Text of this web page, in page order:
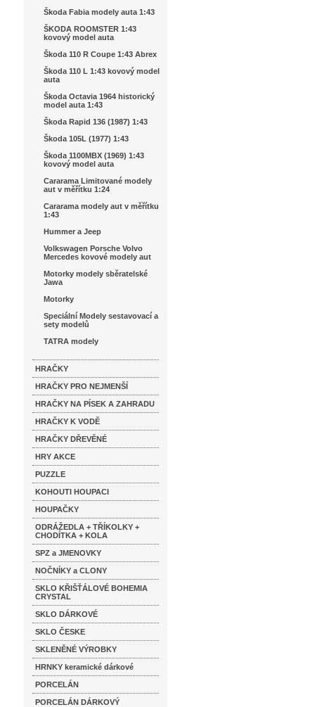
Škoda Fabia modely auta 1:43
ŠKODA ROOMSTER 1:43
kovový model auta
Škoda 110 R Coupe 1:43 Abrex
Škoda 110 L 1:43 kovový model
auta
Škoda Octavia 1964 historický
model auta 1:43
Škoda Rapid 136 (1987) 1:43
Škoda 105L (1977) 1:43
Škoda 1100MBX (1969) 1:43
kovový model auta
Cararama Limitované modely
aut v měřítku 1:24
Cararama modely aut v měřítku
1:43
Hummer a Jeep
Volkswagen Porsche Volvo
Mercedes kovové modely aut
Motorky modely sběratelské
Jawa
Motorky
Speciální Modely sestavovací a
sety modelů
TATRA modely
HRAČKY
HRAČKY PRO NEJMENŠÍ
HRAČKY NA PÍSEK A ZAHRADU
HRAČKY K VODĚ
HRAČKY DŘEVĚNÉ
HRY AKCE
PUZZLE
KOHOUTI HOUPACI
HOUPAČKY
ODRÁŽEDLA + TŘÍKOLKY +
CHODÍTKA + KOLA
SPZ a JMENOVKY
NOČNÍKY a CLONY
SKLO KŘIŠŤÁLOVÉ BOHEMIA
CRYSTAL
SKLO DÁRKOVÉ
SKLO ČESKE
SKLENĚNÉ VÝROBKY
HRNKY keramické dárkové
PORCELÁN
PORCELÁN DÁRKOVÝ